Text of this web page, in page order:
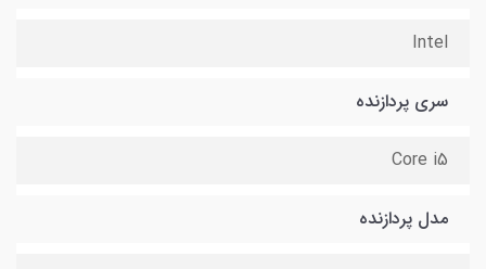
Intel
سری پردازنده
Core i5
مدل پردازنده